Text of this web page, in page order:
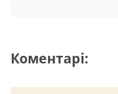
Коментарі: